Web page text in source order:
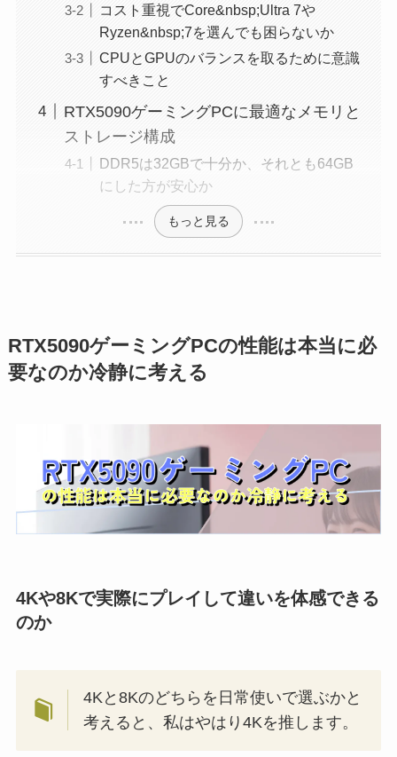
コスト重視でCore&nbsp;Ultra 7や
Ryzen&nbsp;7を選んでも困らないか
CPUとGPUのバランスを取るために意識
すべきこと
RTX5090ゲーミングPCに最適なメモリと
ストレージ構成
DDR5は32GBで十分か、それとも64GB
にした方が安心か
もっと見る
RTX5090ゲーミングPCの性能は本当に必
要なのか冷静に考える
4Kや8Kで実際にプレイして違いを体感できる
のか
4Kと8Kのどちらを日常使いで選ぶかと
考えると、私はやはり4Kを推します。